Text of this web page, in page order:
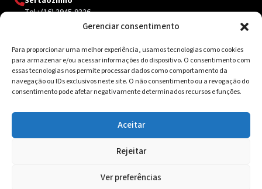
Gerenciar consentimento
Para proporcionar uma melhor experiência, usamos tecnologias como cookies
para armazenar e/ou acessar informações do dispositivo. O consentimento com
essas tecnologias nos permite processar dados como comportamento da
navegação ou IDs exclusivos neste site. O não consentimento ou a revogação do
consentimento pode afetar negativamente determinados recursos e funções.
Aceitar
Rejeitar
Ver preferências
Tel.: (16) 3945-9326
Contato
Av. Inácio Curi, 3340 Jardim Sanzovo CEP: 17.204-350
(14) 98159-0142
© 2026 Ksolda. Todos os direitos reservados. Site by